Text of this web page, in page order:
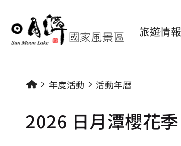
旅遊情報
年度活動 活動年曆
2026 日月潭櫻花季